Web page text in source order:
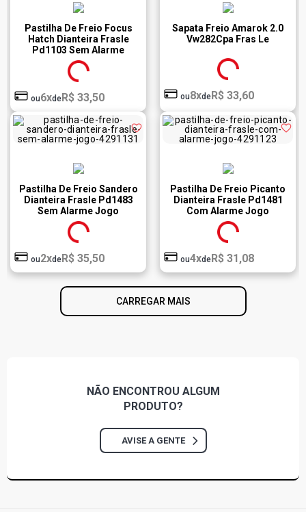
Pastilha De Freio Focus
Hatch Dianteira Frasle
Pd1103 Sem Alarme
Sistema Teves Jogo
ou6xdeR$ 33,50
Sapata Freio Amarok 2.0
Vw282Cpa Fras Le
ou8xdeR$ 33,60
Pastilha De Freio Sandero
Dianteira Frasle Pd1483
Sem Alarme Jogo
ou2xdeR$ 35,50
Pastilha De Freio Picanto
Dianteira Frasle Pd1481
Com Alarme Jogo
ou4xdeR$ 31,08
CARREGAR MAIS
NÃO ENCONTROU ALGUM
PRODUTO?
AVISE A GENTE